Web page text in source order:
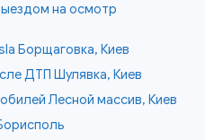
на осмотр
Борщаговка, Киев
ДТП Шулявка, Киев
Лесной массив, Киев